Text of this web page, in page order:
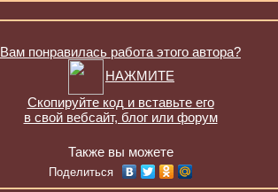
Вам понравилась работа этого автора?
НАЖМИТЕ
Скопируйте код и вставьте его
в свой вебсайт, блог или форум
Также вы можете
Поделиться